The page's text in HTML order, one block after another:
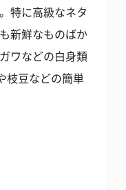
特に高級なネタ
新鮮なものばか
ワなどの白身類
枝豆などの簡単